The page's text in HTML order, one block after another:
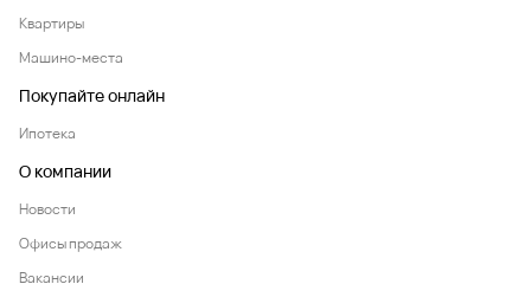
Квартиры
Машино-места
Покупайте онлайн
Ипотека
О компании
Новости
Офисы продаж
Вакансии